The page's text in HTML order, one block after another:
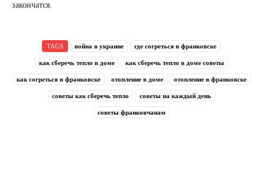
закончатся.
TAGS война в украине где согреться в франковске
как сберечь тепло в доме как сберечь тепло в доме советы
как согреться в франковске отопление в доме отопление в франковске
советы как сберечь тепло советы на каждый день
советы франковчанам